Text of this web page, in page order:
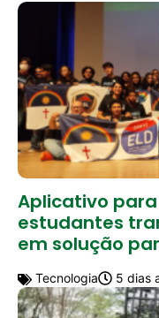
Aplicativo
estudantes
em solução
Tecnologia 5 dias